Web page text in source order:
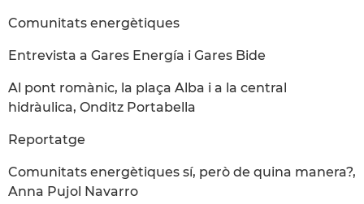
Comunitats energètiques
Entrevista a Gares Energía i Gares Bide
Al pont romànic, la plaça Alba i a la central
hidràulica, Onditz Portabella
Reportatge
Comunitats energètiques sí, però de quina manera?,
Anna Pujol Navarro